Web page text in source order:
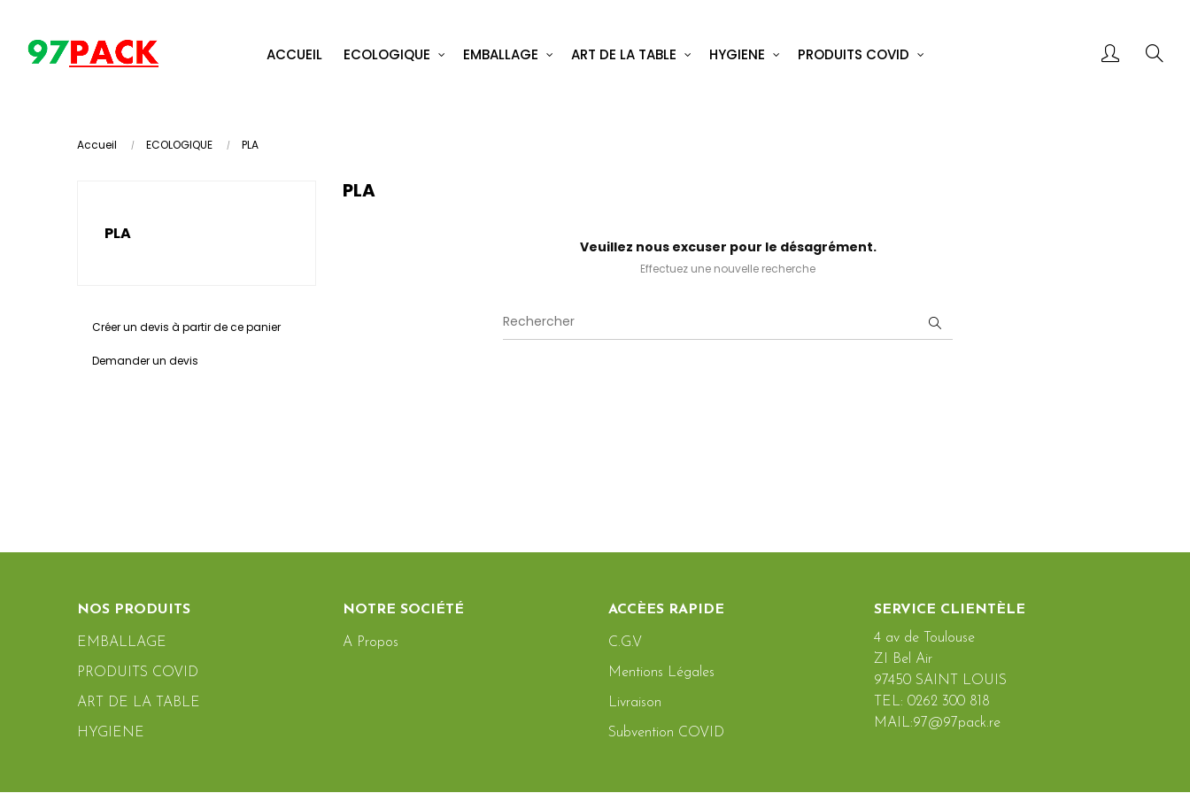
ACCUEIL ECOLOGIQUE EMBALLAGE ART DE LA TABLE HYGIENE PRODUITS COVID
Accueil ECOLOGIQUE PLA
PLA
Créer un devis à partir de ce panier
Demander un devis
PLA
Veuillez nous excuser pour le désagrément.
Effectuez une nouvelle recherche
NOS PRODUITS
EMBALLAGE
PRODUITS COVID
ART DE LA TABLE
HYGIENE
NOTRE SOCIÉTÉ
A Propos
ACCÈES RAPIDE
C.G.V
Mentions Légales
Livraison
Subvention COVID
SERVICE CLIENTÈLE
4 av de Toulouse
ZI Bel Air
97450 SAINT LOUIS
TEL: 0262 300 818
MAIL:97@97pack.re